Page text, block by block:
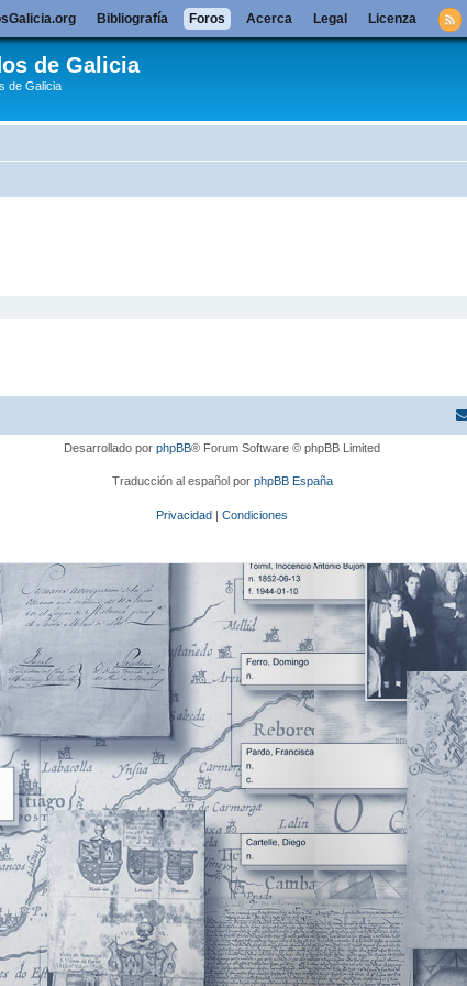
de Galicia
de Galicia
Bibliografía Foros Acerca Legal Licenza
Desarrollado por phpBB® Forum Software © phpBB Limited
Traducción al español por phpBB España
Privacidad | Condiciones